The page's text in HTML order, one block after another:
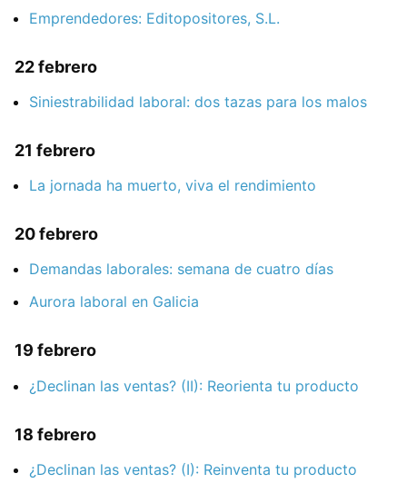
Emprendedores: Editopositores, S.L.
22 febrero
Siniestrabilidad laboral: dos tazas para los malos
21 febrero
La jornada ha muerto, viva el rendimiento
20 febrero
Demandas laborales: semana de cuatro días
Aurora laboral en Galicia
19 febrero
¿Declinan las ventas? (II): Reorienta tu producto
18 febrero
¿Declinan las ventas? (I): Reinventa tu producto